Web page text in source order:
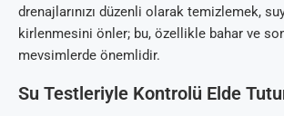
drenajlarınızı düzenli olarak temizlemek,
kirlenmesini önler; bu, özellikle bahar ve
mevsimlerde önemlidir.
Su Testleriyle Kontrolü Elde